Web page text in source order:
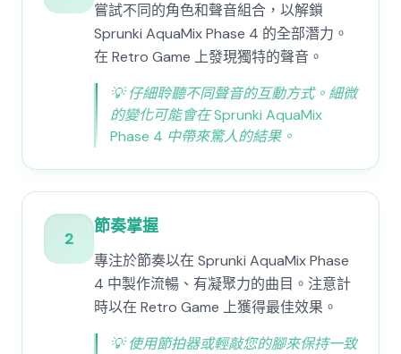
嘗試不同的角色和聲音組合，以解鎖
Sprunki AquaMix Phase 4 的全部潛力。
在 Retro Game 上發現獨特的聲音。
💡仔細聆聽不同聲音的互動方式。細微
的變化可能會在 Sprunki AquaMix
Phase 4 中帶來驚人的結果。
2
節奏掌握
專注於節奏以在 Sprunki AquaMix Phase
4 中製作流暢、有凝聚力的曲目。注意計
時以在 Retro Game 上獲得最佳效果。
💡使用節拍器或輕敲您的腳來保持一致